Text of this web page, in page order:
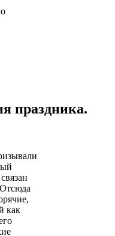
праздника.
как